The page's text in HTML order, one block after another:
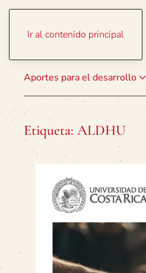
Ir al contenido principal
Aportes para el desarrollo
Etiqueta: ALDHU